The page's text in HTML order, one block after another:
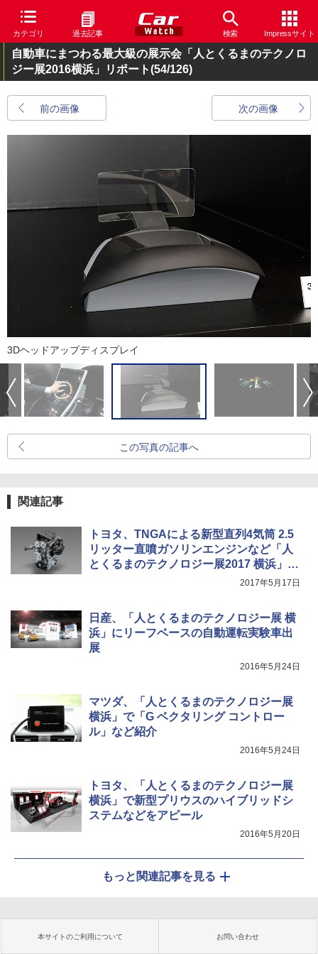
カテゴリ 過去記事 検索 Impressサイト
自動車にまつわる最大級の展示会「人とくるまのテクノロ
ジー展2016横浜」リポート(54/126)
前の画像 次の画像
3Dヘッドアップディスプレイ
この写真の記事へ
関連記事
トヨタ、TNGAによる新型直列4気筒 2.5
リッター直噴ガソリンエンジンなど「人
とくるまのテクノロジー展2017 横浜」に
2017年5月17日
日産、「人とくるまのテクノロジー展 横
浜」にリーフベースの自動運転実験車出
展
2016年5月24日
マツダ、「人とくるまのテクノロジー展
横浜」で「G ベクタリング コントロー
ル」など紹介
2016年5月24日
トヨタ、「人とくるまのテクノロジー展
横浜」で新型プリウスのハイブリッドシ
ステムなどをアピール
2016年5月20日
もっと関連記事を見る
本サイトのご利用について お問い合わせ